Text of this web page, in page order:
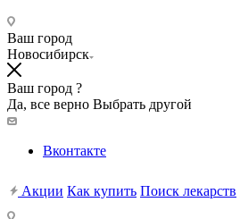
Ваш город
Новосибирск
Ваш город ?
Да, все верно Выбрать другой
Вконтакте
Акции Как купить Поиск лекарств